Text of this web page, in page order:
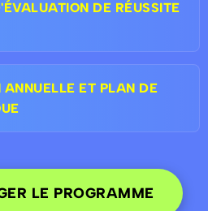
DE RÉUSSITE
ANNUELLE ET PLAN DE
LE PROGRAMME